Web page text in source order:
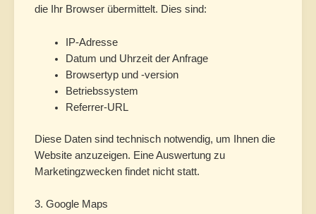
die Ihr Browser übermittelt. Dies sind:
IP-Adresse
Datum und Uhrzeit der Anfrage
Browsertyp und -version
Betriebssystem
Referrer-URL
Diese Daten sind technisch notwendig, um Ihnen die
Website anzuzeigen. Eine Auswertung zu
Marketingzwecken findet nicht statt.
3. Google Maps